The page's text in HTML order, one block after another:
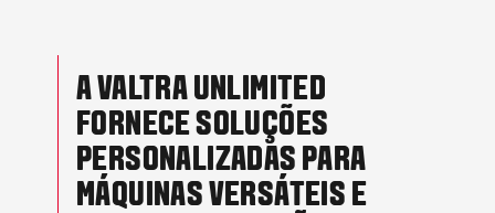
A VALTRA UNLIMITED
FORNECE SOLUÇÕES
PERSONALIZADAS PARA
MÁQUINAS VERSÁTEIS E